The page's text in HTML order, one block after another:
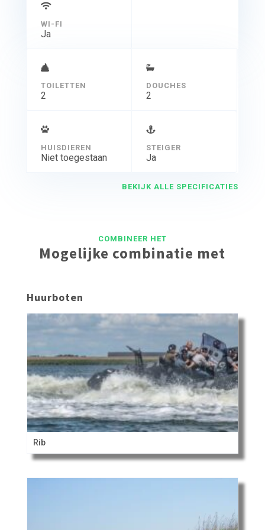
WI-FI
Ja
TOILETTEN
2
DOUCHES
2
HUISDIEREN
Niet toegestaan
STEIGER
Ja
BEKIJK ALLE SPECIFICATIES
COMBINEER HET
Mogelijke combinatie met
Huurboten
Rib